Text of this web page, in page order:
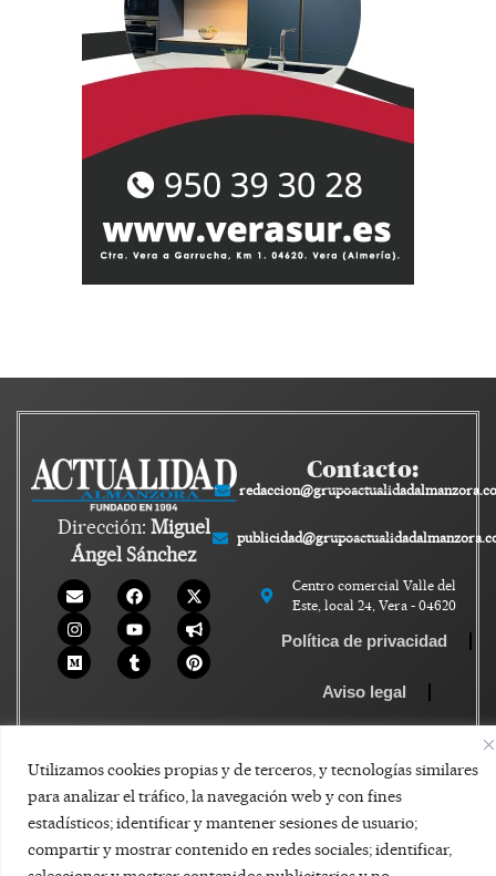
Utilizamos cookies propias y de terceros, y tecnologías similares
para analizar el tráfico, la navegación web y con fines
estadísticos; identificar y mantener sesiones de usuario;
compartir y mostrar contenido en redes sociales; identificar,
Dirección: Miguel
Ángel Sánchez
Contacto:
Centro comercial Valle del
Este, local 24, Vera - 04620
Política de privacidad
Aviso legal